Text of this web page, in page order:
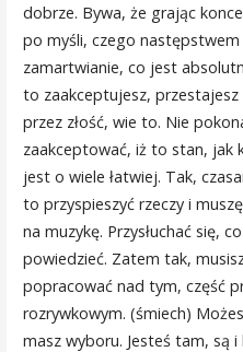
dobrze. Bywa, że grając
po myśli, czego następstwem
zamartwianie, co jest
to zaakceptujesz, przestajesz
przez złość, wie to. Nie
zaakceptować, iż to stan, jak
jest o wiele łatwiej. Tak,
to przyspieszyć rzeczy i
na muzykę. Przysłuchać się,
powiedzieć. Zatem tak,
popracować nad tym, część
rozrywkowym. (śmiech)
masz wyboru. Jesteś tam, są i